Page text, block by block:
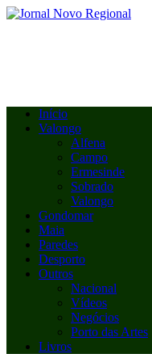
Início
Valongo
Alfena
Campo
Ermesinde
Sobrado
Valongo
Gondomar
Maia
Paredes
Desporto
Outros
Nacional
Vídeos
Negócios
Porto das Artes
Livros